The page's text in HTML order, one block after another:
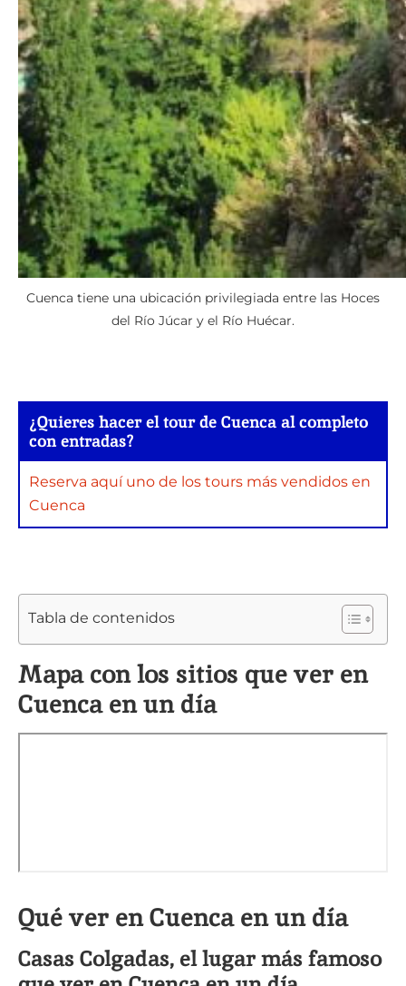
Cuenca tiene una ubicación privilegiada entre las Hoces
del Río Júcar y el Río Huécar.
¿Quieres hacer el tour de Cuenca al completo
con entradas?
Reserva aquí uno de los tours más vendidos en
Cuenca
Tabla de contenidos
Mapa con los sitios que ver en
Cuenca en un día
Qué ver en Cuenca en un día
Casas Colgadas, el lugar más famoso